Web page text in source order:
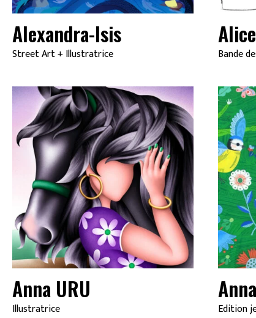
Alexandra-Isis
Street Art+Illustratrice Bande
Anna URU
Illustratrice Edition